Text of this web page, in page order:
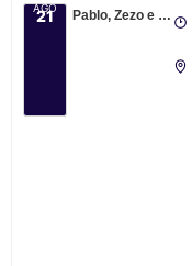
21
AGO Pablo, Zezo e Patrick Costa no Na Praia Festival 2026